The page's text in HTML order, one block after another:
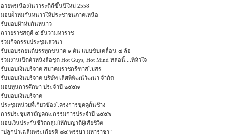
อวยพรเนื่องในวาระดิถีขึ้นปีใหม่ 2558
มอบผ่้าห่มกันหนาวให้ประชาชนภาคเหนือ
รับมอบผ้าห่มกันหนาว
ถวายราชสดุดี ๕ ธันวามหาราช
ร่วมกิจกรรมประชุมเสวนา
รับมอบรถยนต์บรรทุกขนาด ๑ ตัน แบบขับเคลื่อน ๔ ล้อ
ร่วมงานเปิดตัวหนังสือชุด Hot Guys, Hot Mind หล่อนี้....ที่หัวใจ
รับมอบเงินบริจาค สมาคมราชกรีฑาสโมสร
รับมอบเงินบริจาค บริษัท เลิศพิพัฒน์วัฒนา จำกัด
มอบทุนการศึกษา ประจำปี ๒๕๕๗
รับมอบเงินบริจาค
ประชุมหน่วยที่เกี่ยวข้องโครงการขุดคูกั้นช้าง
การประชุมสามัญคณะกรรมการประจำปี ๒๕๕๖
มอบเงินประกันชีวิตกลุ่มให้กับญาติผู้เสียชีวิต
“ปลูกป่าเฉลิมพระเกียรติ ๘๔ พรรษา มหาราชา”